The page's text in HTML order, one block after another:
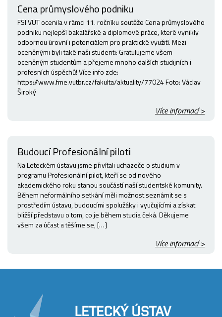
Cena průmyslového podniku
FSI VUT ocenila v rámci 11. ročníku soutěže Cena průmyslového
podniku nejlepší bakalářské a diplomové práce, které vynikly
odbornou úrovní i potenciálem pro praktické využití. Mezi
oceněnými byli také naši studenti: Gratulujeme všem
oceněným studentům a přejeme mnoho dalších studijních i
profesních úspěchů! Více info zde:
https://www.fme.vutbr.cz/fakulta/aktuality/77024 Foto: Václav
Široký
Více informací >
Budoucí Profesionální piloti
Na Leteckém ústavu jsme přivítali uchazeče o studium v
programu Profesionální pilot, kteří se od nového
akademického roku stanou součástí naší studentské komunity.
Během neformálního setkání měli možnost seznámit se s
prostředím ústavu, budoucími spolužáky i vyučujícími a získat
bližší představu o tom, co je během studia čeká. Děkujeme
všem za účast a těšíme se, […]
Více informací >